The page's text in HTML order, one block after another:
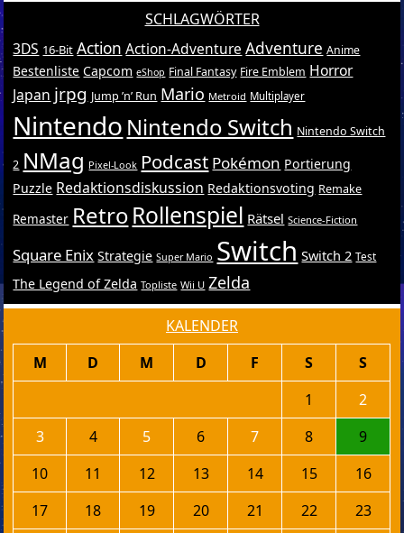
SCHLAGWÖRTER
3DS 16-Bit Action Action-Adventure Adventure Anime
Bestenliste Capcom eShop Final Fantasy Fire Emblem Horror
Japan jrpg Jump ’n’ Run Mario Metroid Multiplayer
Nintendo Nintendo Switch Nintendo Switch
2 NMag Pixel-Look Podcast Pokémon Portierung
Puzzle Redaktionsdiskussion Redaktionsvoting Remake
Remaster RetroRollenspiel Rätsel Science-Fiction
Square Enix Strategie Super Mario Switch Switch 2 Test
The Legend of Zelda Topliste Wii U Zelda
KALENDER
M D M D F S
S
1
2
3
4 5 6 7 8
9
10
11 12 13 14 15
16
17
18 19 20 21 22
23